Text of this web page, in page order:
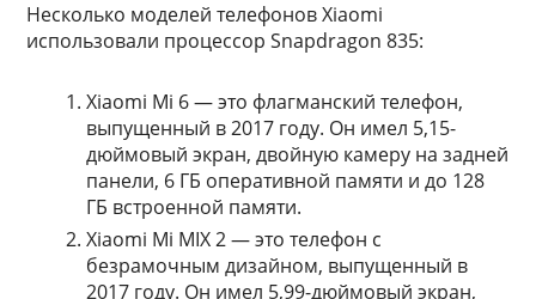
Несколько моделей телефонов Xiaomi
использовали процессор Snapdragon 835:
Xiaomi Mi 6 — это флагманский телефон,
выпущенный в 2017 году. Он имел 5,15-
дюймовый экран, двойную камеру на задней
панели, 6 ГБ оперативной памяти и до 128
ГБ встроенной памяти.
Xiaomi Mi MIX 2 — это телефон с
безрамочным дизайном, выпущенный в
2017 году. Он имел 5,99-дюймовый экран,